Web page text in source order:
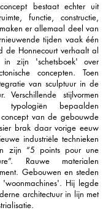
bestaat echter uit
functie, constructie,
er allemaal deel van
tijden vaak één
de Honnecourt verhaalt al
zijn 'schetsboek' over
concepten. Toen
van sculptuur in de
Verschillende stijlvormen
typologiën bepaalden
van de gebouwde
brak daar vorige eeuw
industriële technieken
zijn “5 points pour une
Rauwe materialen
Gebouwen en steden
Hij legde
architectuur in lijn met